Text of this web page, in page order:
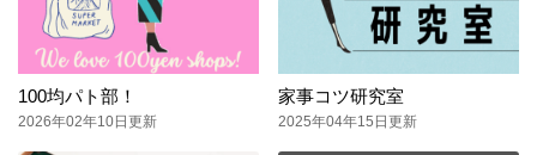
100均パト部！
2026年02年10日更新
家事コツ研究室
2025年04年15日更新